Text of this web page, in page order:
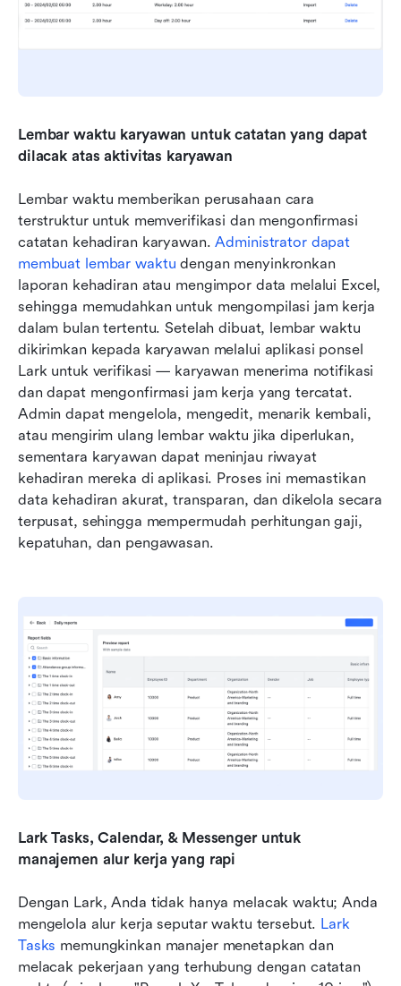
Lembar waktu karyawan untuk catatan yang dapat
dilacak atas aktivitas karyawan
Lembar waktu memberikan perusahaan cara
terstruktur untuk memverifikasi dan mengonfirmasi
catatan kehadiran karyawan. Administrator dapat
membuat lembar waktu dengan menyinkronkan
laporan kehadiran atau mengimpor data melalui Excel,
sehingga memudahkan untuk mengompilasi jam kerja
dalam bulan tertentu. Setelah dibuat, lembar waktu
dikirimkan kepada karyawan melalui aplikasi ponsel
Lark untuk verifikasi — karyawan menerima notifikasi
dan dapat mengonfirmasi jam kerja yang tercatat.
Admin dapat mengelola, mengedit, menarik kembali,
atau mengirim ulang lembar waktu jika diperlukan,
sementara karyawan dapat meninjau riwayat
kehadiran mereka di aplikasi. Proses ini memastikan
data kehadiran akurat, transparan, dan dikelola secara
terpusat, sehingga mempermudah perhitungan gaji,
kepatuhan, dan pengawasan.
Lark Tasks, Calendar, & Messenger untuk
manajemen alur kerja yang rapi
Dengan Lark, Anda tidak hanya melacak waktu; Anda
mengelola alur kerja seputar waktu tersebut. Lark
Tasks memungkinkan manajer menetapkan dan
melacak pekerjaan yang terhubung dengan catatan